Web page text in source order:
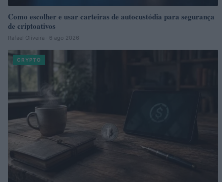
Como escolher e usar carteiras de autocustódia para segurança
de criptoativos
Rafael Oliveira · 6 ago 2026
CRYPTO